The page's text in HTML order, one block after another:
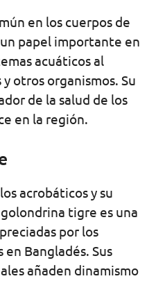
en los cuerpos de
papel importante en
acuáticos al
otros organismos. Su
de la salud de los
en la región.
acrobáticos y su
tigre es una
por los
Bangladés. Sus
añaden dinamismo